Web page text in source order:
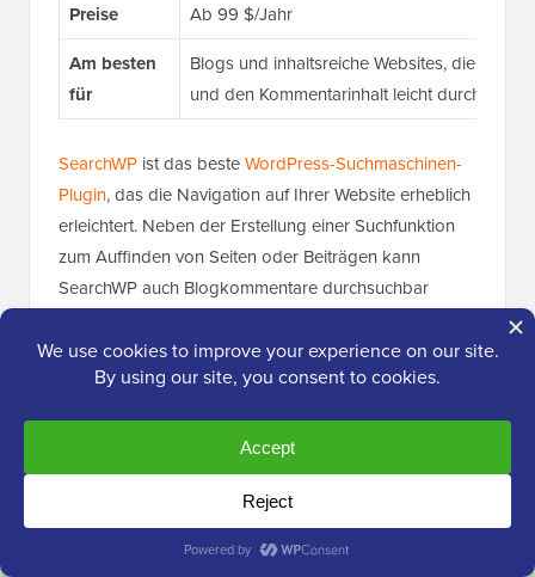
Preise
Ab 99 $/Jahr
Am besten
für
Blogs und inhaltsreiche Websites, die lange
und den Kommentarinhalt leicht
SearchWP ist das besteWordPress-Suchmaschinen-
Plugin, das die Navigation auf Ihrer Website erheblich
erleichtert. Neben der Erstellung einer Suchfunktion
zum Auffinden von Seiten oder Beiträgen kann
SearchWP auch Blogkommentare durchsuchbar
Wenn Sie einen tieferen Einblick in die Funktionen
Bei Blogbeiträgen mit langen Diskussionen habe ich